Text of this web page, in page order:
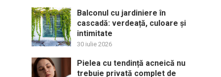
Balconul cu jardiniere în
cascadă: verdeață, culoare și
intimitate
30 iulie 2026
Pielea cu tendință acneică nu
trebuie privată complet de